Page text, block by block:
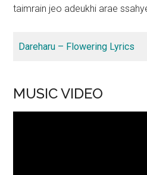
taimrain jeo adeukhi arae
Dareharu – Flowering Lyrics
MUSIC VIDEO